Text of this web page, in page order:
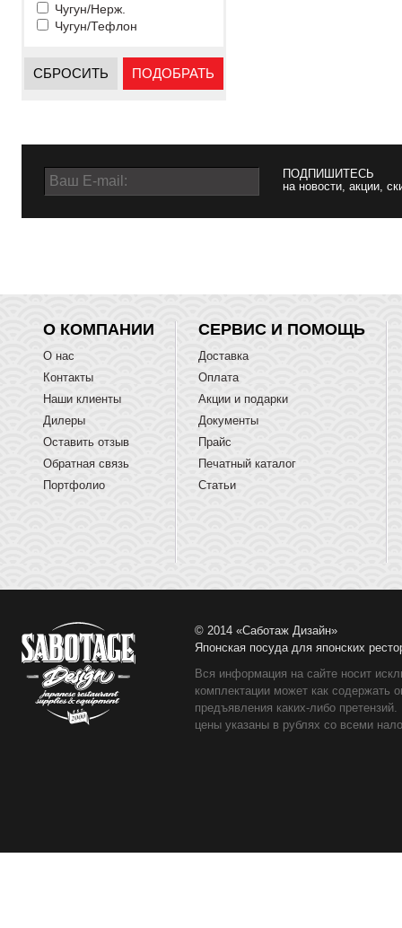
Чугун/Нерж.
Чугун/Тефлон
СБРОСИТЬ ПОДОБРАТЬ
ПОДПИШИТЕСЬ
на новости, акции,
О КОМПАНИИ
О нас
Контакты
Наши клиенты
Дилеры
Оставить отзыв
Обратная связь
Портфолио
СЕРВИС И ПОМОЩЬ
Доставка
Оплата
Акции и подарки
Документы
Прайс
Печатный каталог
Статьи
© 2014 «Саботаж Дизайн»
Японская посуда для японских
Вся информация на сайте носит
комплектации может как содержать
предъявления каких-либо
цены указаны в рублях со всеми